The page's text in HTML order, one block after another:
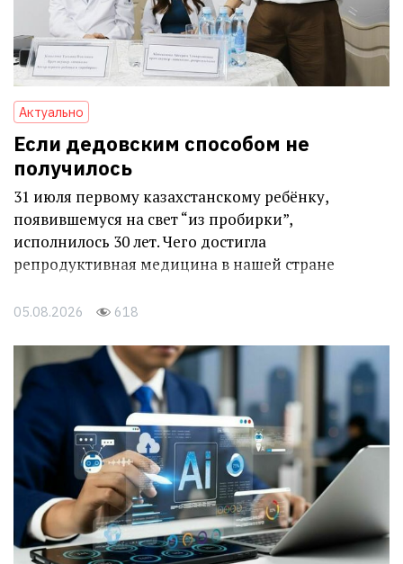
Актуально
Если дедовским способом не
получилось
31 июля первому казахстанскому ребёнку,
появившемуся на свет “из пробирки”,
исполнилось 30 лет. Чего достигла
репродуктивная медицина в нашей стране
05.08.2026 618